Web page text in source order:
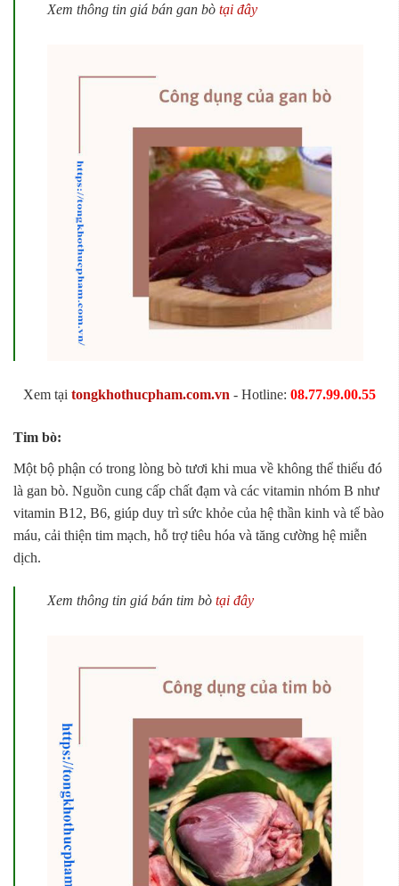
Xem thông tin giá bán gan bò tại đây
Xem tại tongkhothucpham.com.vn - Hotline: 08.77.99.00.55
Tim bò:
Một bộ phận có trong lòng bò tươi khi mua về không thể thiếu đó
là gan bò. Nguồn cung cấp chất đạm và các vitamin nhóm B như
vitamin B12, B6, giúp duy trì sức khỏe của hệ thần kinh và tế bào
máu, cải thiện tim mạch, hỗ trợ tiêu hóa và tăng cường hệ miễn
dịch.
Xem thông tin giá bán tim bò tại đây